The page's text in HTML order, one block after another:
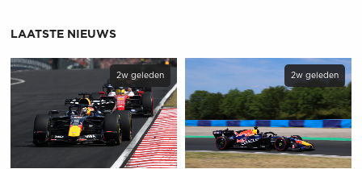
LAATSTE NIEUWS
2w geleden 2w geleden